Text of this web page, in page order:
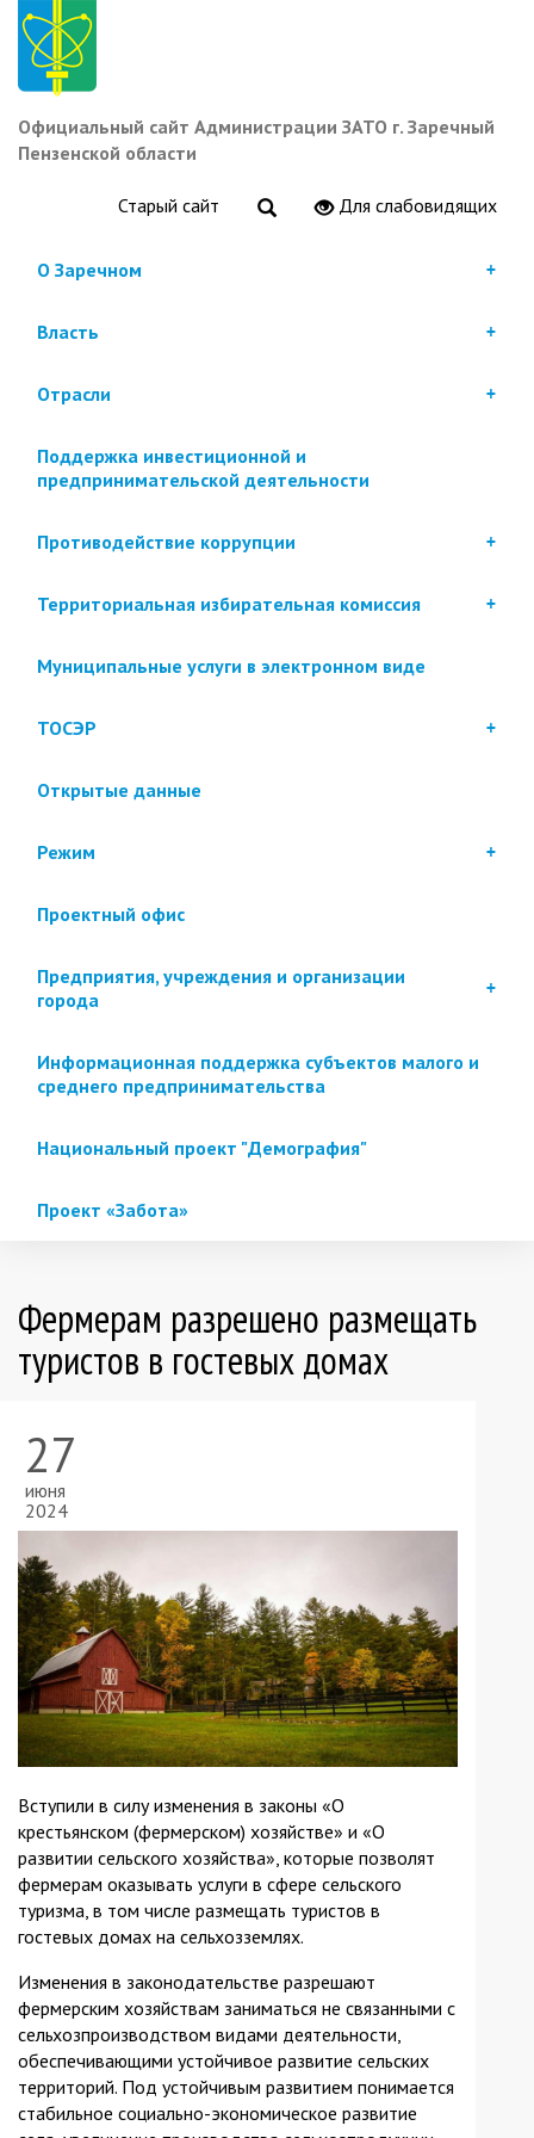
Перейти
основному
содержанию
Официальный сайт Администрации ЗАТО г. Заречный
Пензенской области
Старый сайт Для слабовидящих
О Заречном
Власть
Отрасли
Поддержка инвестиционной и
предпринимательской деятельности
Противодействие коррупции
Территориальная избирательная комиссия
Муниципальные услуги в электронном виде
ТОСЭР
Открытые данные
Режим
Проектный офис
Предприятия, учреждения и организации
города
Информационная поддержка субъектов малого и
среднего предпринимательства
Национальный проект "Демография"
Проект «Забота»
Фермерам разрешено размещать
туристов в гостевых домах
27
июня
2024
Вступили в силу изменения в законы «О
крестьянском (фермерском) хозяйстве» и «О
развитии сельского хозяйства», которые позволят
фермерам оказывать услуги в сфере сельского
туризма, в том числе размещать туристов в
гостевых домах на сельхозземлях.
Изменения в законодательстве разрешают
фермерским хозяйствам заниматься не связанными с
сельхозпроизводством видами деятельности,
обеспечивающими устойчивое развитие сельских
территорий. Под устойчивым развитием понимается
стабильное социально-экономическое развитие